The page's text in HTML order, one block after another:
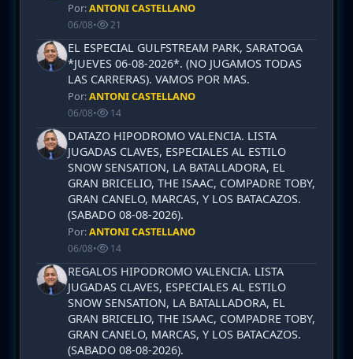
Por:ANTONI CASTELLANO
06/08• 21
EL ESPECIAL GULFSTREAM PARK, SARATOGA
*JUEVES 06-08-2026*. (NO JUGAMOS TODAS
LAS CARRERAS). VAMOS POR MAS.
Por:ANTONI CASTELLANO
06/08• 14
DATAZO HIPODROMO VALENCIA. LISTA
JUGADAS CLAVES, ESPECIALES AL ESTILO
SNOW SENSATION, LA BATALLADORA, EL
GRAN BRICELIO, THE ISAAC, COMPADRE TOBY,
GRAN CANELO, MARCAS, Y LOS BATACAZOS.
(SABADO 08-08-2026).
Por:ANTONI CASTELLANO
06/08• 14
REGALOS HIPODROMO VALENCIA. LISTA
JUGADAS CLAVES, ESPECIALES AL ESTILO
SNOW SENSATION, LA BATALLADORA, EL
GRAN BRICELIO, THE ISAAC, COMPADRE TOBY,
GRAN CANELO, MARCAS, Y LOS BATACAZOS.
(SABADO 08-08-2026).